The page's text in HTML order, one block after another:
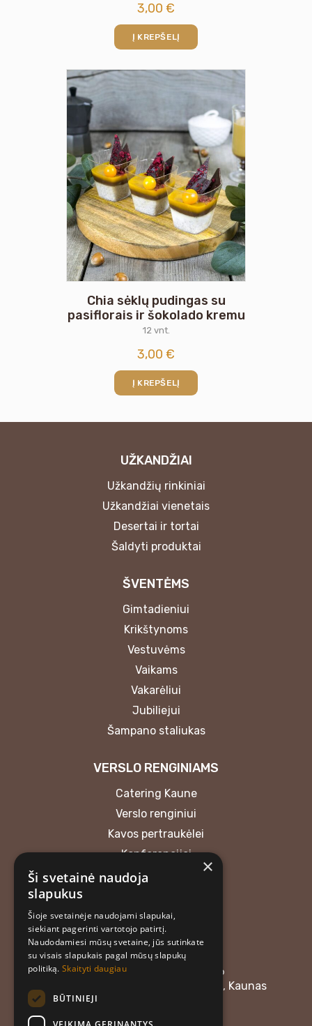
3,00 €
Į KREPŠELĮ
Chia sėklų pudingas su
pasiflorais ir šokolado kremu
12 vnt.
3,00 €
Į KREPŠELĮ
UŽKANDŽIAI
Užkandžių rinkiniai
Užkandžiai vienetais
Desertai ir tortai
Šaldyti produktai
ŠVENTĖMS
Gimtadieniui
Krikštynoms
Vestuvėms
Vaikams
Vakarėliui
Jubiliejui
Šampano staliukas
VERSLO RENGINIAMS
Catering Kaune
Verslo renginiui
Kavos pertraukėlei
Konferencijai
MB “Atrask skonį”
+37062018165
atraskskoni@gmail.com
Įmonės kodas: 304476576
Adresas: Linkuvos g. 58, LT-48357, Kaunas
×
Ši svetainė naudoja
slapukus
Šioje svetainėje naudojami slapukai,
siekiant pagerinti vartotojo patirtį.
Naudodamiesi mūsų svetaine, jūs sutinkate
su visais slapukais pagal mūsų slapukų
politiką. Skaityti daugiau
BŪTINIEJI